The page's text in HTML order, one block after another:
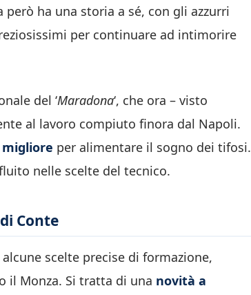
ha una storia a sé, con gli azzurri
per continuare ad intimorire
del ‘Maradona‘, che ora – visto
al lavoro compiuto finora dal Napoli.
per alimentare il sogno dei tifosi.
nelle scelte del tecnico.
Conte
scelte precise di formazione,
il Monza. Si tratta di una novità a